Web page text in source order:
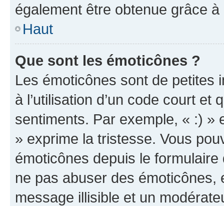
également être obtenue grâce à
Haut
Que sont les émoticônes ?
Les émoticônes sont de petites
à l’utilisation d’un code court et
sentiments. Par exemple, « :) »
» exprime la tristesse. Vous
émoticônes depuis le
ne pas abuser des
message illisible et un